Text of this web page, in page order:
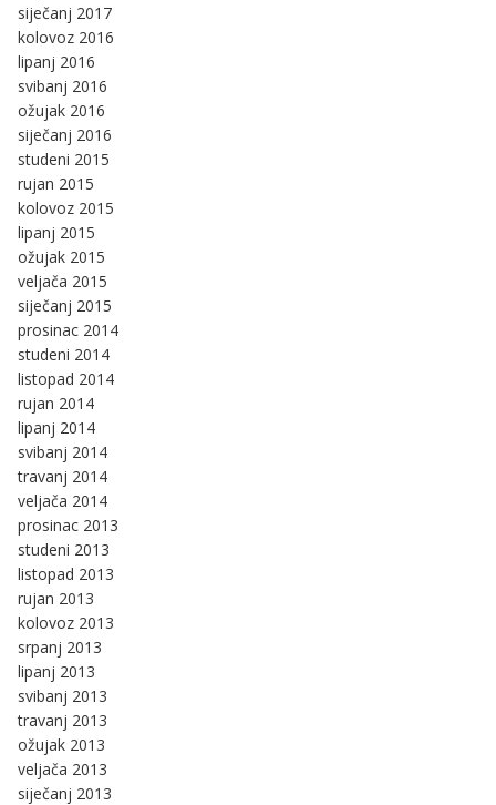
siječanj 2017
kolovoz 2016
lipanj 2016
svibanj 2016
ožujak 2016
siječanj 2016
studeni 2015
rujan 2015
kolovoz 2015
lipanj 2015
ožujak 2015
veljača 2015
siječanj 2015
prosinac 2014
studeni 2014
listopad 2014
rujan 2014
lipanj 2014
svibanj 2014
travanj 2014
veljača 2014
prosinac 2013
studeni 2013
listopad 2013
rujan 2013
kolovoz 2013
srpanj 2013
lipanj 2013
svibanj 2013
travanj 2013
ožujak 2013
veljača 2013
siječanj 2013